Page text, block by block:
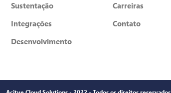
Sustentação
Integrações
Desenvolvimento
Carreiras
Contato